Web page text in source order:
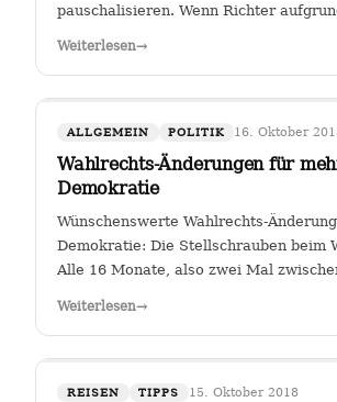
pauschalisieren. Wenn Richter
Weiterlesen→
ALLGEMEIN POLITIK 16. Oktober
Wahlrechts-Änderungen für
Demokratie
Wünschenswerte Wahlrechts-
Demokratie: Die Stellschrauben beim
Alle 16 Monate, also zwei Mal
Weiterlesen→
REISEN TIPPS 15. Oktober 2018